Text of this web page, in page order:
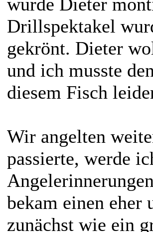
Drillspektakel
gekrönt. Dieter
und ich musste
diesem Fisch
Wir angelten
passierte, werde
bekam einen eher
zunächst wie ein